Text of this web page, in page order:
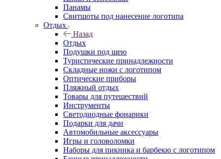
Панамы
Свитшоты под нанесение логотипа
Отдых
Назад
Отдых
Подушки под шею
Туристические принадлежности
Складные ножи с логотипом
Оптические приборы
Пляжный отдых
Товары для путешествий
Инструменты
Светодиодные фонарики
Подарки для дачи
Автомобильные аксессуары
Игры и головоломки
Наборы для пикника и барбекю с логотипом